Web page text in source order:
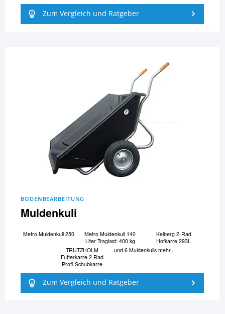
Zum Vergleich und Ratgeber
BODENBEARBEITUNG
Muldenkuli
Mefro Muldenkuli 250
Mefro Muldenkuli 140
Liter Traglast: 400 kg
Kelberg 2-Rad
Hofkarre 293L
TRUTZHOLM
Futterkarre 2 Rad
Profi-Schubkarre
und 6 Muldenkulis mehr...
Zum Vergleich und Ratgeber